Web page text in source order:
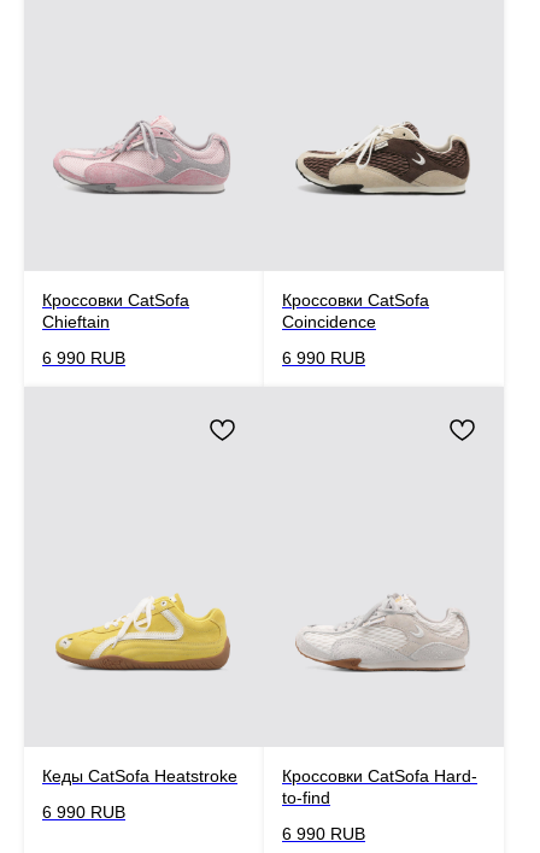
Кроссовки CatSofa
Chieftain
6 990 RUB
Кроссовки CatSofa
Coincidence
6 990 RUB
Кеды CatSofa Heatstroke
6 990 RUB
Кроссовки CatSofa Hard-
to-find
6 990 RUB